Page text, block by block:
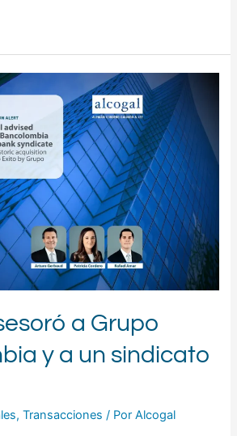
a Grupo
y a un sindicato
,Transacciones / PorAlcogal